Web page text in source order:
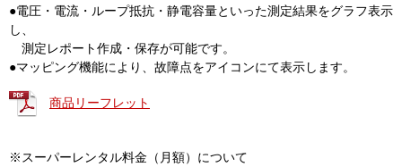
●電圧・電流・ループ抵抗・静電容量といった測定結果をグラフ表示
し、
測定レポート作成・保存が可能です。
●マッピング機能により、故障点をアイコンにて表示します。
商品リーフレット
※スーパーレンタル料金（月額）について